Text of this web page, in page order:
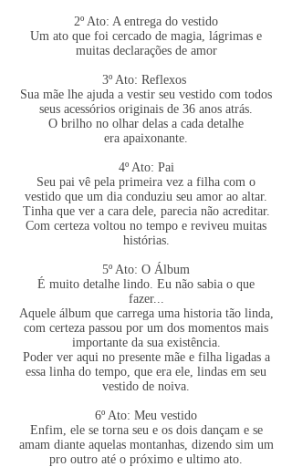
2º Ato: A entrega do vestido
Um ato que foi cercado de magia, lágrimas e
muitas declarações de amor
3º Ato: Reflexos
Sua mãe lhe ajuda a vestir seu vestido com todos
seus acessórios originais de 36 anos atrás.
O brilho no olhar delas a cada detalhe
era apaixonante.
4º Ato: Pai
Seu pai vê pela primeira vez a filha com o
vestido que um dia conduziu seu amor ao altar.
Tinha que ver a cara dele, parecia não acreditar.
Com certeza voltou no tempo e reviveu muitas
histórias.
5º Ato: O Álbum
É muito detalhe lindo. Eu não sabia o que
fazer...
Aquele álbum que carrega uma historia tão linda,
com certeza passou por um dos momentos mais
importante da sua existência.
Poder ver aqui no presente mãe e filha ligadas a
essa linha do tempo, que era ele, lindas em seu
vestido de noiva.
6º Ato: Meu vestido
Enfim, ele se torna seu e os dois dançam e se
amam diante aquelas montanhas, dizendo sim um
pro outro até o próximo e ultimo ato.